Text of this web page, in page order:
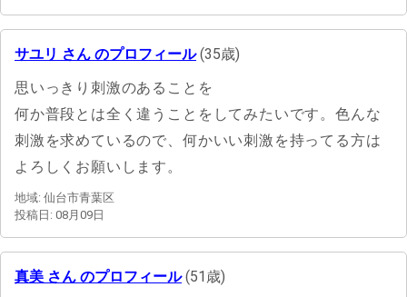
サユリ さん のプロフィール(35歳)
思いっきり刺激のあることを
何か普段とは全く違うことをしてみたいです。色んな
刺激を求めているので、何かいい刺激を持ってる方は
よろしくお願いします。
地域: 仙台市青葉区
投稿日: 08月09日
真美 さん のプロフィール(51歳)